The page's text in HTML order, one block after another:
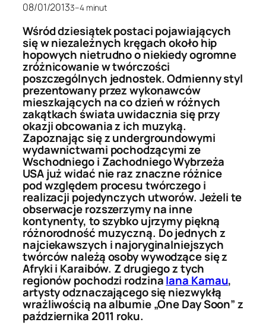
08/01/20133–4 minut
Wśród dziesiątek postaci pojawiających
się w niezależnych kręgach około hip
hopowych nietrudno o niekiedy ogromne
zróżnicowanie w twórczości
poszczególnych jednostek. Odmienny styl
prezentowany przez wykonawców
mieszkających na co dzień w różnych
zakątkach świata uwidacznia się przy
okazji obcowania z ich muzyką.
Zapoznając się z undergroundowymi
wydawnictwami pochodzącymi ze
Wschodniego i Zachodniego Wybrzeża
USA już widać nie raz znaczne różnice
pod względem procesu twórczego i
realizacji pojedynczych utworów. Jeżeli te
obserwacje rozszerzymy na inne
kontynenty, to szybko ujrzymy piękną
różnorodność muzyczną. Do jednych z
najciekawszych i najoryginalniejszych
twórców należą osoby wywodzące się z
Afryki i Karaibów. Z drugiego z tych
regionów pochodzi rodzinaIana Kamau,
artysty odznaczającego się niezwykłą
wrażliwością na albumie „One Day Soon” z
października 2011 roku.